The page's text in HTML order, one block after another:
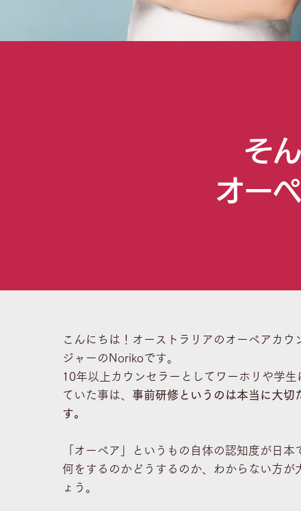
そ
オー
こんにちは！オーストラリアのオーぺアカウ
ジャーのNorikoです。
10年以上カウンセラーとしてワーホリや学生
ていた事は、 事前研修というのは本当に大切
す。
「オーぺア」というもの自体の認知度が日本
何をするのかどうするのか、わからない方が
ょう。